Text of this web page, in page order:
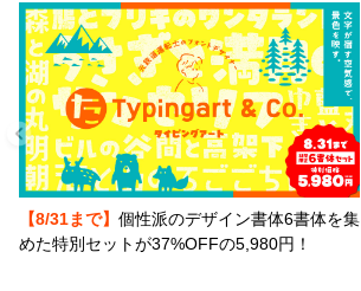
【8/31まで】 個性派のデザイン書体6書体を集
めた特別セットが37%OFFの5,980円！